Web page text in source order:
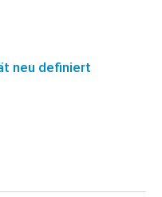
neu definiert